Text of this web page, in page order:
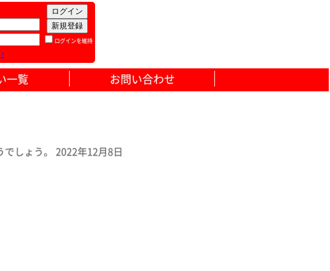
ログインを維持
一覧 お問い合わせ
しょう。 2022年12月8日